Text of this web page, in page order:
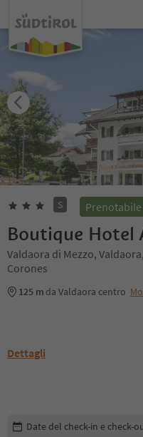
S
Boutique Hotel
Valdaora di Mezzo,
Corones
125 m da Valdaora centro
Dettagli
Modifica i dettagli della
Date del check-in e check-